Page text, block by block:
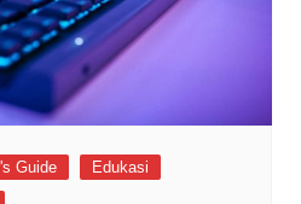
Guide
Edukasi